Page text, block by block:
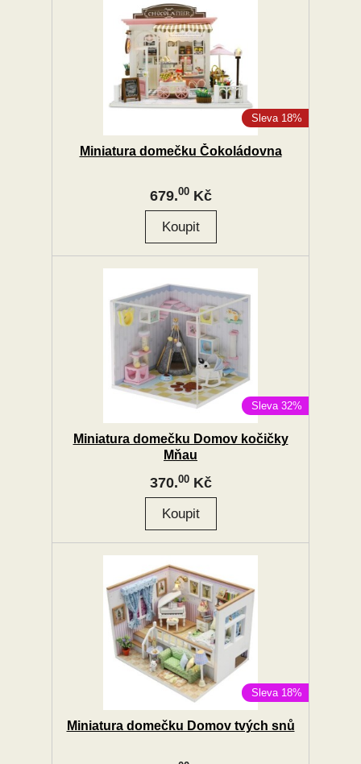
Sleva 18%
Miniatura domečku Čokoládovna
679.00Kč
Sleva 32%
Miniatura domečku Domov kočičky
Mňau
370.00Kč
Sleva 18%
Miniatura domečku Domov tvých snů